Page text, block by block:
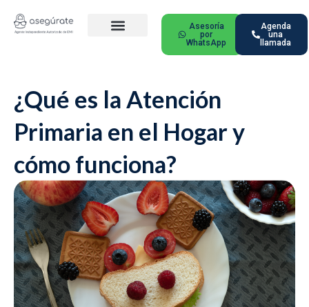
Asesoría
por
WhatsApp
Agenda
una
llamada
¿Qué es la Atención
Primaria en el Hogar y
cómo funciona?